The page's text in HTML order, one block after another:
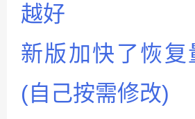
越好
新版加快了恢复
(自己按需修改)